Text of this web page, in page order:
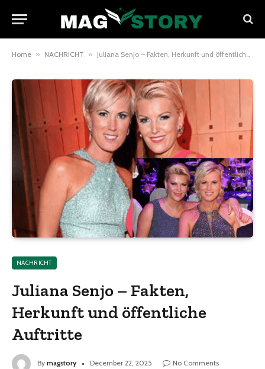
Home » NACHRICHT » Juliana Senjo – Fakten, Herkunft und öffentliche Auftritte
NACHRICHT
Juliana Senjo – Fakten,
Herkunft und öffentliche
Auftritte
By magstory December 22, 2025
No Comments